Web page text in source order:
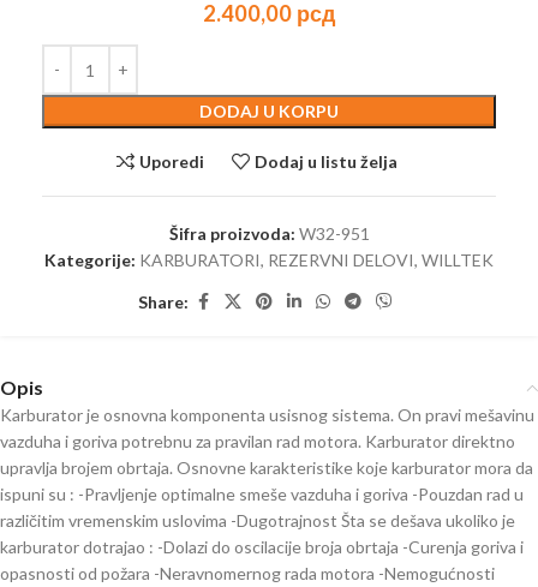
2.400,00 рсд
DODAJ U KORPU
Uporedi Dodaj u listu želja
Šifra proizvoda: W32-951
Kategorije: KARBURATORI, REZERVNI DELOVI, WILLTEK
Share:
Opis
Karburator je osnovna komponenta usisnog sistema. On pravi mešavinu
vazduha i goriva potrebnu za pravilan rad motora. Karburator direktno
upravlja brojem obrtaja. Osnovne karakteristike koje karburator mora da
ispuni su : -Pravljenje optimalne smeše vazduha i goriva -Pouzdan rad u
različitim vremenskim uslovima -Dugotrajnost Šta se dešava ukoliko je
karburator dotrajao : -Dolazi do oscilacije broja obrtaja -Curenja goriva i
opasnosti od požara -Neravnomernog rada motora -Nemogućnosti